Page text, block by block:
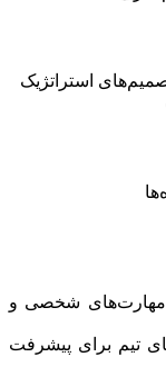
استراتژیک
مهارت‌های شخصی و
تیم برای پیشرفت